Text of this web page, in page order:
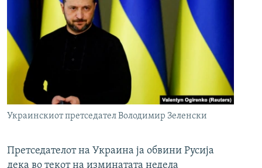
Украинскиот претседател Володимир Зеленски
Претседателот на Украина ја обвини Русија
дека во текот на изминатата недела